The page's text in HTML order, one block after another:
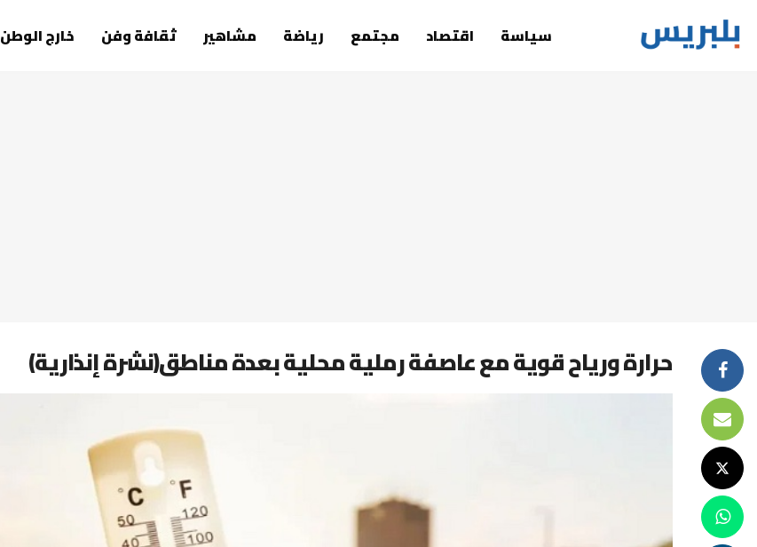
سياسة اقتصاد مجتمع رياضة مشاهير ثقافة وفن خارج الوطن
حرارة ورياح قوية مع عاصفة رملية محلية بعدة مناطق(نشرة إنذارية)